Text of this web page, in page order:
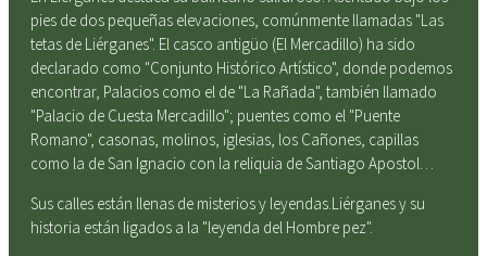
pies de dos pequeñas elevaciones, comúnmente llamadas "Las
tetas de Liérganes". El casco antigüo (El Mercadillo) ha sido
declarado como "Conjunto Histórico Artístico", donde podemos
encontrar, Palacios como el de "La Rañada", también llamado
"Palacio de Cuesta Mercadillo"; puentes como el "Puente
Romano", casonas, molinos, iglesias, los Cañones, capillas
como la de San Ignacio con la reliquia de Santiago Apostol…
Sus calles están llenas de misterios y leyendas.Liérganes y su
historia están ligados a la "leyenda del Hombre pez".